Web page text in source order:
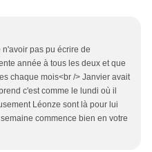
n'avoir pas pu écrire de
année à tous les deux et que
chaque mois<br /> Janvier avait
c'est comme le lundi où il
Léonze sont là pour lui
commence bien en votre